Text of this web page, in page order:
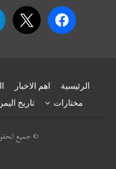
facebook
x
الرئيسية اهم الاخبار
مختارات
تاريخ
© جميع